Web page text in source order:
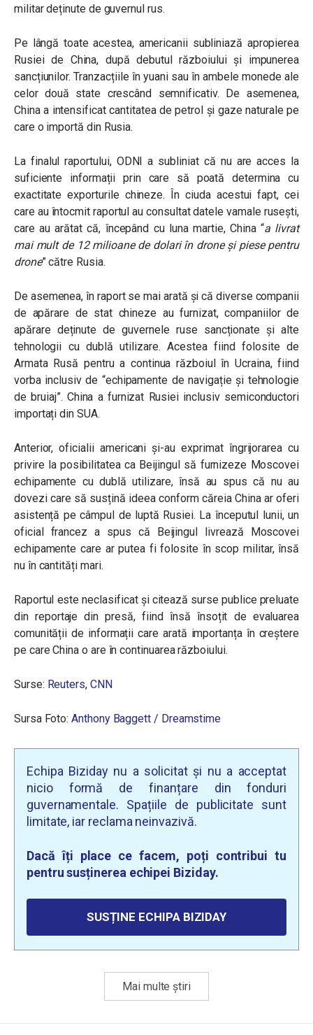
militar deținute de guvernul rus.
Pe lângă toate acestea, americanii subliniază apropierea
Rusiei de China, după debutul războiului și impunerea
sancțiunilor. Tranzacțiile în yuani sau în ambele monede ale
celor două state crescând semnificativ. De asemenea,
China a intensificat cantitatea de petrol și gaze naturale pe
care o importă din Rusia.
La finalul raportului, ODNI a subliniat că nu are acces la
suficiente informații prin care să poată determina cu
exactitate exporturile chineze. În ciuda acestui fapt, cei
care au întocmit raportul au consultat datele vamale rusești,
care au arătat că, începând cu luna martie, China“a livrat
mai mult de 12 milioane de dolari în drone și piese pentru
drone” către Rusia.
De asemenea, în raport se mai arată și că diverse companii
de apărare de stat chineze au furnizat, companiilor de
apărare deținute de guvernele ruse sancționate și alte
tehnologii cu dublă utilizare. Acestea fiind folosite de
Armata Rusă pentru a continua războiul în Ucraina, fiind
vorba inclusiv de “echipamente de navigație și tehnologie
de bruiaj”. China a furnizat Rusiei inclusiv semiconductori
importați din SUA.
Anterior, oficialii americani și-au exprimat îngrijorarea cu
privire la posibilitatea ca Beijingul să furnizeze Moscovei
echipamente cu dublă utilizare, însă au spus că nu au
dovezi care să susțină ideea conform căreia China ar oferi
asistență pe câmpul de luptă Rusiei. La începutul lunii, un
oficial francez a spus că Beijingul livrează Moscovei
echipamente care ar putea fi folosite în scop militar, însă
nu în cantități mari.
Raportul este neclasificat și citează surse publice preluate
din reportaje din presă, fiind însă însoțit de evaluarea
comunității de informații care arată importanța în creștere
pe care China o are în continuarea războiului.
Surse: Reuters, CNN
Sursa Foto:Anthony Baggett / Dreamstime
Echipa Biziday nu a solicitat și nu a acceptat
nicio formă de finanțare din fonduri
guvernamentale. Spațiile de publicitate sunt
limitate, iar reclama neinvazivă.
Dacă îți place ce facem, poți contribui tu
pentru susținerea echipei Biziday.
SUSȚINE ECHIPA BIZIDAY
Mai multe știri